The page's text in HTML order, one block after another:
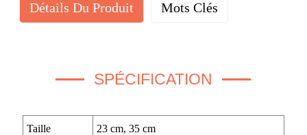
Détails Du Produit Mots Clés
SPÉCIFICATION
Taille 23 cm, 35 cm